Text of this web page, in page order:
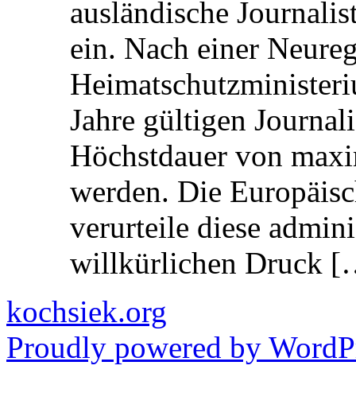
ausländische
ein. Nach einer
Jahre gültigen
Höchstdauer von
werden. Die
verurteile diese
willkürlichen Druck
kochsiek.org
Proudly powered by